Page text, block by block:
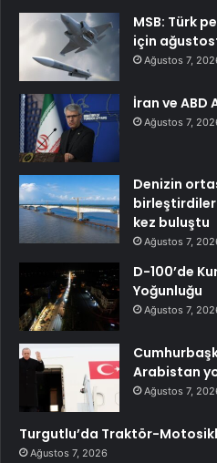
MSB: Türk
için
Ağustos 7,
İran ve ABD
Ağustos 7,
Denizin
kez buluştu
Ağustos 7,
D-100’de
Yoğunluğu
Ağustos 7,
Arabistan
Ağustos 7,
Turgutlu’da Traktör-
Ağustos 7, 2026